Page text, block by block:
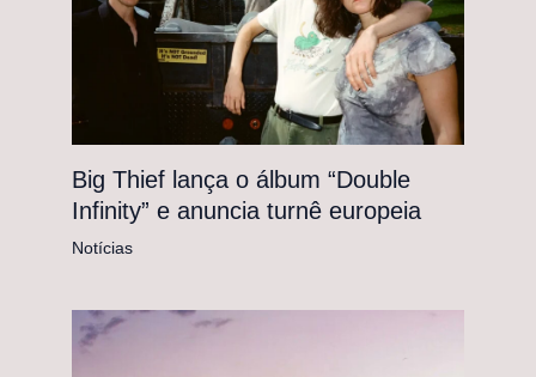
Big Thief lança o álbum “Double
Infinity” e anuncia turnê europeia
Notícias